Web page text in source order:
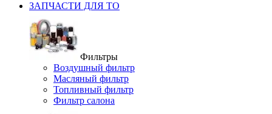
ЗАПЧАСТИ ДЛЯ ТО
Фильтры
Воздушный фильтр
Масляный фильтр
Топливный фильтр
Фильтр салона